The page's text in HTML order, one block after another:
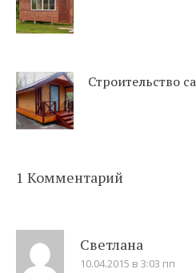
Строительство
1 Комментарий
Светлана
10.04.2015 в 3:03 пп